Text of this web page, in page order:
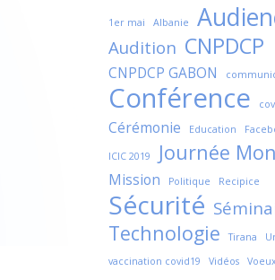
1er mai Albanie
Audition CNPDCP
CNPDCP GABON
Conférence
Cérémonie Education
ICIC 2019 Journée
Mission Politique Recipice
Sécurité
Technologie Tirana
vaccination covid19
Vidéos Voeux